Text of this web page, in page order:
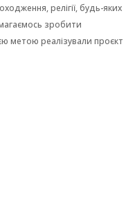
релігії, будь-яких
зробити
метою реалізували проєкт